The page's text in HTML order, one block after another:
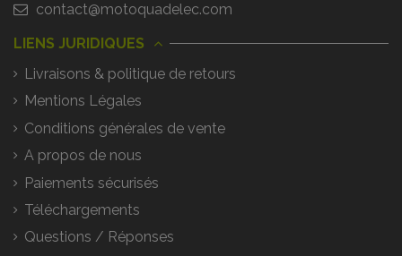
contact@motoquadelec.com
LIENS JURIDIQUES
Livraisons & politique de retours
Mentions Légales
Conditions générales de vente
A propos de nous
Paiements sécurisés
Téléchargements
Questions / Réponses